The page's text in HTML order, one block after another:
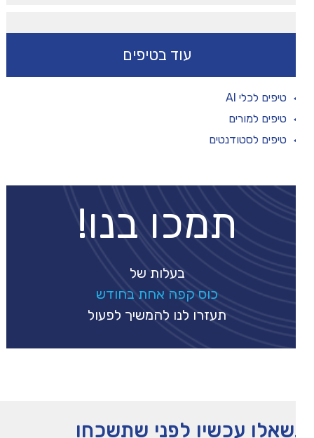
עוד בטיפים
טיפים לכלי AI
טיפים למורים
טיפים לסטודנטים
תמכו בנו!
בעלות של
כוס קפה אחת בחודש
תעזרו לנו להמשיך לפעול
עכשיו לפני שתשכחו